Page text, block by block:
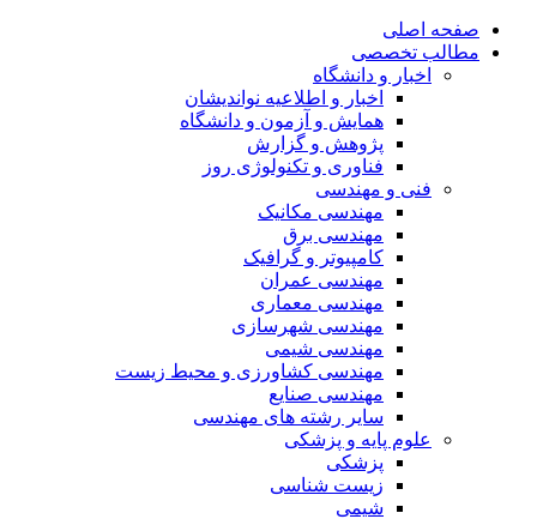
صفحه اصلی
مطالب تخصصی
اخبار و دانشگاه
اخبار و اطلاعیه نواندیشان
همایش و آزمون و دانشگاه
پژوهش و گزارش
فناوری و تکنولوژی روز
فنی و مهندسی
مهندسی مکانیک
مهندسی برق
کامپیوتر و گرافیک
مهندسی عمران
مهندسی معماری
مهندسی شهرسازی
مهندسی شیمی
مهندسی کشاورزی و محیط زیست
مهندسی صنایع
سایر رشته های مهندسی
علوم پایه و پزشکی
پزشکی
زیست شناسی
شیمی